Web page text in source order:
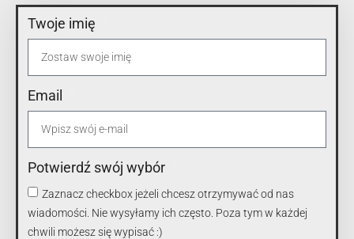
Twoje imię
Email
Potwierdź swój wybór
Zaznacz checkbox jeżeli chcesz otrzymywać od nas
wiadomości. Nie wysyłamy ich często. Poza tym w każdej
chwili możesz się wypisać :)